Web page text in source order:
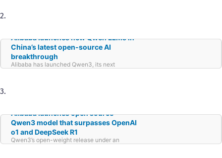
2.
Alibaba launches new Qwen LLMs in
China’s latest open-source AI
breakthrough
Alibaba has launched Qwen3, its next
generation of AI models in what experts called
3.
Alibaba launches open source
Qwen3 model that surpasses OpenAI
o1 and DeepSeek R1
Qwen3’s open-weight release under an
accessible license marks an important